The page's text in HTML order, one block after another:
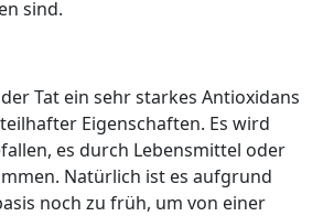
sind.
Tat ein sehr starkes Antioxidans
Eigenschaften. Es wird
es durch Lebensmittel oder
Natürlich ist es aufgrund
noch zu früh, um von einer